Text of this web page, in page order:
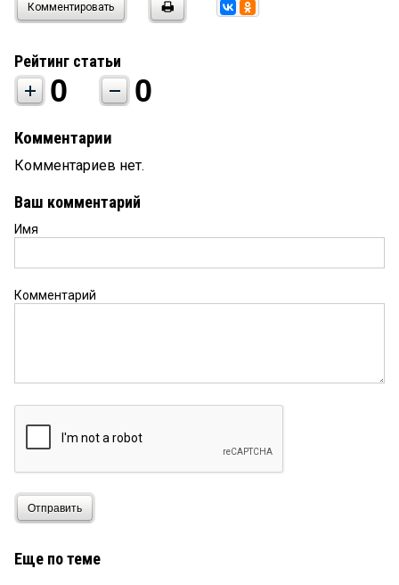
Комментировать
Рейтинг статьи
0 0
Комментарии
Комментариев нет.
Ваш комментарий
Имя
Комментарий
Отправить
Еще по теме